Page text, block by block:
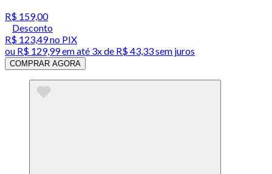
R$ 159,00
Desconto
R$ 123,49no PIX
ou R$ 129,99em até 3x de R$ 43,33 sem juros
COMPRAR AGORA